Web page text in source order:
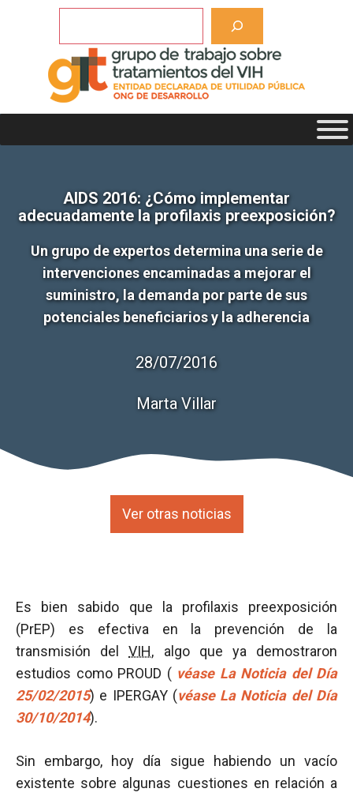
AIDS 2016: ¿Cómo implementar
adecuadamente la profilaxis preexposición?
Un grupo de expertos determina una serie de
intervenciones encaminadas a mejorar el
suministro, la demanda por parte de sus
potenciales beneficiarios y la adherencia
28/07/2016
Marta Villar
Ver otras noticias
Es bien sabido que la profilaxis preexposición
(PrEP) es efectiva en la prevención de la
transmisión delVIH, algo que ya demostraron
estudios como PROUD ( véase La Noticia del Día
25/02/2015) e IPERGAY (véase La Noticia del Día
30/10/2014).
Sin embargo, hoy día sigue habiendo un vacío
existente sobre algunas cuestiones en relación a